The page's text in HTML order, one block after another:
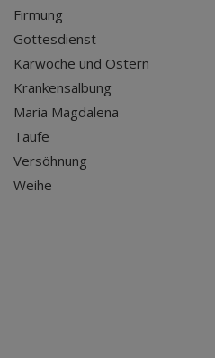
Firmung
Gottesdienst
Karwoche und Ostern
Krankensalbung
Maria Magdalena
Taufe
Versöhnung
Weihe